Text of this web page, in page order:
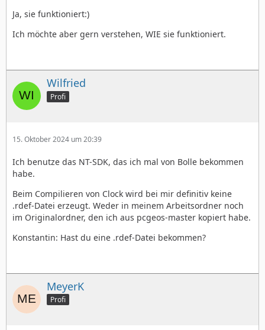
Ja, sie funktioniert:)
Ich möchte aber gern verstehen, WIE sie funktioniert.
Wilfried
Profi
15. Oktober 2024 um 20:39
Ich benutze das NT-SDK, das ich mal von Bolle bekommen
habe.
Beim Compilieren von Clock wird bei mir definitiv keine
.rdef-Datei erzeugt. Weder in meinem Arbeitsordner noch
im Originalordner, den ich aus pcgeos-master kopiert habe.
Konstantin: Hast du eine .rdef-Datei bekommen?
MeyerK
Profi